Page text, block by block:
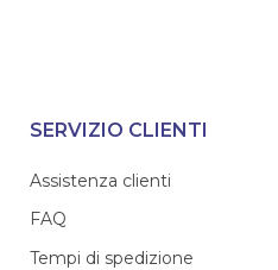
SERVIZIO CLIENTI
Assistenza clienti
FAQ
Tempi di spedizione